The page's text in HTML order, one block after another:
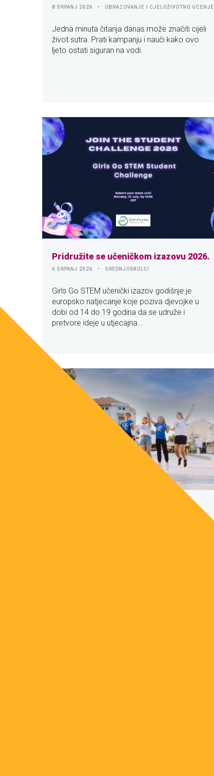
8 SRPANJ 2026 OBRAZOVANJE I CJELOŽIVOTNO UČENJE
Jedna minuta čitanja danas može značiti cijeli
život sutra. Prati kampanju i nauči kako ovo
ljeto ostati siguran na vodi.
Pridružite se učeničkom izazovu 2026.
6 SRPANJ 2026 SREDNJOŠKOLCI
Girls Go STEM učenički izazov godišnje je
europsko natjecanje koje poziva djevojke u
dobi od 14 do 19 godina da se udruže i
pretvore ideje u utjecajna...